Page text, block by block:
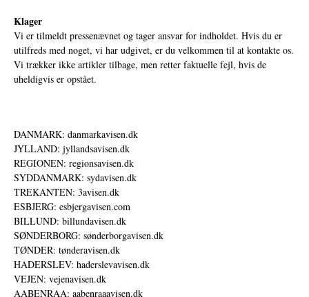
Klager
Vi er tilmeldt pressenævnet og tager ansvar for indholdet. Hvis du er
utilfreds med noget, vi har udgivet, er du velkommen til at kontakte os.
Vi trækker ikke artikler tilbage, men retter faktuelle fejl, hvis de
uheldigvis er opstået.
DANMARK: danmarkavisen.dk
JYLLAND: jyllandsavisen.dk
REGIONEN: regionsavisen.dk
SYDDANMARK: sydavisen.dk
TREKANTEN: 3avisen.dk
ESBJERG: esbjergavisen.com
BILLUND: billundavisen.dk
SØNDERBORG: sønderborgavisen.dk
TØNDER: tønderavisen.dk
HADERSLEV: haderslevavisen.dk
VEJEN: vejenavisen.dk
AABENRAA: aabenraaavisen.dk